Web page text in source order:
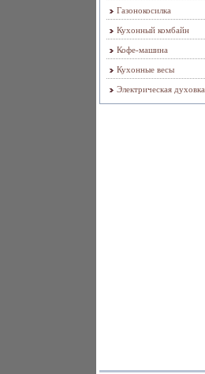
Газонокосилка
Кухонный комбайн
Кофе-машина
Кухонные весы
Электрическая духовка